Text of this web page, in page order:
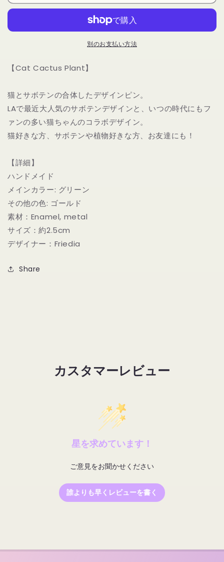
ピ
バ
-
Plant
の
数
量
ら
す
ピ
バ
-
Plant
の
数
量
別のお支払い方法
【Cat Cactus Plant】
猫とサボテンの合体したデザインピン。
LAで最近大人気のサボテンデザインと、いつの時代にもフ
ァンの多い猫ちゃんのコラボデザイン。
猫好きな方、サボテンや植物好きな方、お友達にも！
【詳細】
ハンドメイド
メインカラー: グリーン
その他の色: ゴールド
素材：Enamel, metal
サイズ：約2.5cm
デザイナー：Friedia
Share
カスタマーレビュー
星を求めています！
ご意見をお聞かせください
誰よりも早くレビューを書く